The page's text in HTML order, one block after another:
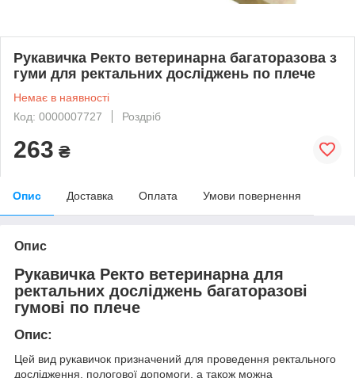
Рукавичка Ректо ветеринарна багаторазова з
гуми для ректальних досліджень по плече
Немає в наявності
Код: 0000007727
Роздріб
263 ₴
Опис Доставка Оплата Умови повернення
Опис
Рукавичка Ректо ветеринарна для
ректальних досліджень багаторазові
гумові по плече
Опис:
Цей вид рукавичок призначений для проведення ректального
дослідження, пологової допомоги, а також можна